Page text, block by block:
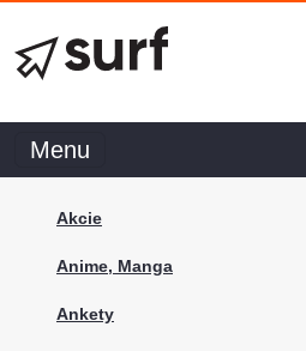
Menu
Akcie
Anime, Manga
Ankety